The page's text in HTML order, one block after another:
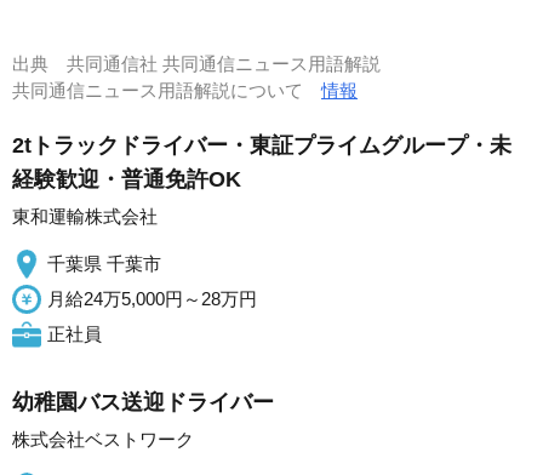
出典 共同通信社 共同通信ニュース用語解説
共同通信ニュース用語解説について情報
2tトラックドライバー・東証プライムグループ・未
経験歓迎・普通免許OK
東和運輸株式会社
千葉県 千葉市
月給24万5,000円～28万円
正社員
幼稚園バス送迎ドライバー
株式会社ベストワーク